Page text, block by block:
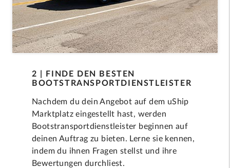
2 | FINDE DEN BESTEN
BOOTSTRANSPORTDIENSTLEISTER
Nachdem du dein Angebot auf dem uShip
Marktplatz eingestellt hast, werden
Bootstransportdienstleister beginnen auf
deinen Auftrag zu bieten. Lerne sie kennen,
indem du ihnen Fragen stellst und ihre
Bewertungen durchliest.